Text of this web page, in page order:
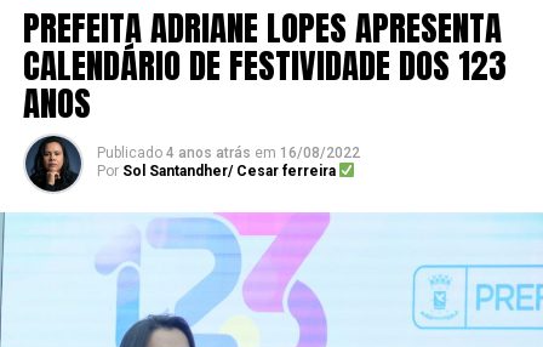
PREFEITA ADRIANE LOPES APRESENTA
CALENDÁRIO DE FESTIVIDADE DOS 123
ANOS
Publicado 4 anos atrás em 16/08/2022
Por Sol Santandher/ Cesar ferreira